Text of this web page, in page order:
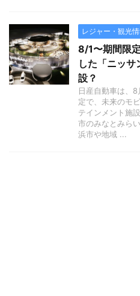
レジャー・観光
8/1〜期間限
した「ニッ
設？
日産自動車は、
定で、未来のモ
テインメント施
市のみなとみら
浜市や地域 ...